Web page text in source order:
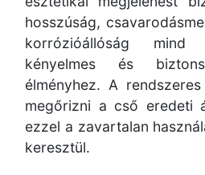
hosszúság,
korrózióállóság mind
kényelmes és
élményhez. A
megőrizni a cső eredeti
ezzel a zavartalan
keresztül.